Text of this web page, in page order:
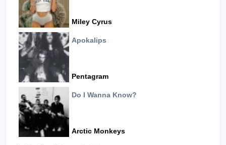
Miley Cyrus
Apokalips
Pentagram
Do I Wanna Know?
Arctic Monkeys